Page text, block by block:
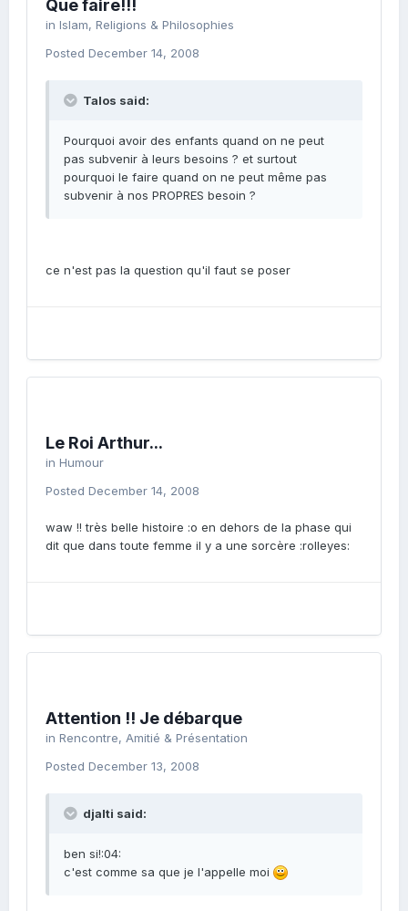
Que faire!!!
in Islam, Religions & Philosophies
Posted December 14, 2008
Talos said:
Pourquoi avoir des enfants quand on ne peut
pas subvenir à leurs besoins ? et surtout
pourquoi le faire quand on ne peut même pas
subvenir à nos PROPRES besoin ?
ce n'est pas la question qu'il faut se poser
Le Roi Arthur...
in Humour
Posted December 14, 2008
waw !! très belle histoire :o en dehors de la phase qui
dit que dans toute femme il y a une sorcère :rolleyes:
Attention !! Je débarque
in Rencontre, Amitié & Présentation
Posted December 13, 2008
djalti said:
ben si!:04:
c'est comme sa que je l'appelle moi